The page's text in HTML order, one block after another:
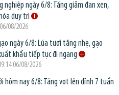
nghiệp ngày 6/8: Tăng giảm đan xen,
duy trì
08/2026
ngày 6/8: Lúa tươi tăng nhẹ, gạo
khẩu tiếp tục đi ngang
06/08/2026
hôm nay 6/8: Tăng vọt lên đỉnh 7 tuần